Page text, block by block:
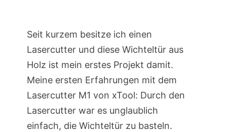
Seit kurzem besitze ich einen
Lasercutter und diese Wichteltür aus
Holz ist mein erstes Projekt damit.
Meine ersten Erfahrungen mit dem
Lasercutter M1 von xTool: Durch den
Lasercutter war es unglaublich
einfach, die Wichteltür zu basteln.